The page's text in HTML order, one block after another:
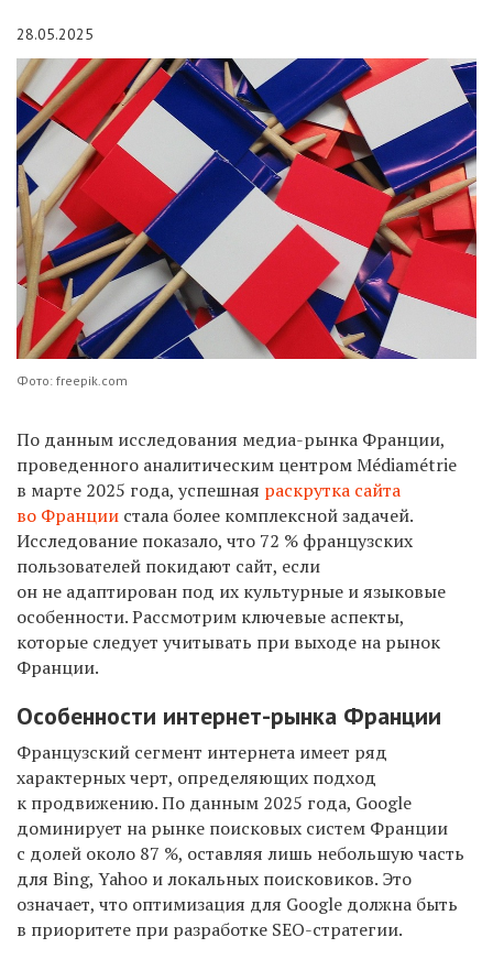
28.05.2025
Фото: freepik.com
По данным исследования медиа-рынка Франции,
проведенного аналитическим центром Médiamétrie
в марте 2025 года, успешная раскрутка сайта
во Франции стала более комплексной задачей.
Исследование показало, что 72 % французских
пользователей покидают сайт, если
он не адаптирован под их культурные и языковые
особенности. Рассмотрим ключевые аспекты,
которые следует учитывать при выходе на рынок
Франции.
Особенности интернет-рынка Франции
Французский сегмент интернета имеет ряд
характерных черт, определяющих подход
к продвижению. По данным 2025 года, Google
доминирует на рынке поисковых систем Франции
с долей около 87 %, оставляя лишь небольшую часть
для Bing, Yahoo и локальных поисковиков. Это
означает, что оптимизация для Google должна быть
в приоритете при разработке SEO-стратегии.